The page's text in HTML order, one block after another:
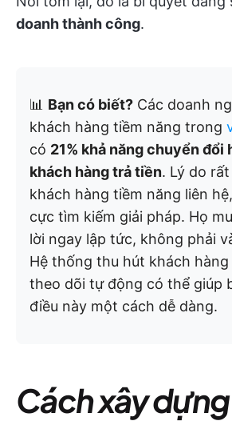
doanh thành công.
📊 Bạn có biết? Các doanh
khách hàng tiềm năng trong
có 21% khả năng chuyển đổi
khách hàng trả tiền. Lý do
khách hàng tiềm năng liên
cực tìm kiếm giải pháp. Họ
lời ngay lập tức, không phải
Hệ thống thu hút khách
theo dõi tự động có thể giúp
điều này một cách dễ dàng.
Cách xây